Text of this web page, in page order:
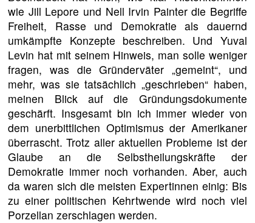
wie Jill Lepore und Nell Irvin Painter die Begriffe
Freiheit, Rasse und Demokratie als dauernd
umkämpfte Konzepte beschreiben. Und Yuval
Levin hat mit seinem Hinweis, man solle weniger
fragen, was die Gründerväter „gemeint“, und
mehr, was sie tatsächlich „geschrieben“ haben,
meinen Blick auf die Gründungsdokumente
geschärft. Insgesamt bin ich immer wieder von
dem unerbittlichen Optimismus der Amerikaner
überrascht. Trotz aller aktuellen Probleme ist der
Glaube an die Selbstheilungskräfte der
Demokratie immer noch vorhanden. Aber, auch
da waren sich die meisten Expertinnen einig: Bis
zu einer politischen Kehrtwende wird noch viel
Porzellan zerschlagen werden.